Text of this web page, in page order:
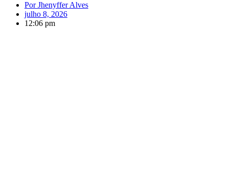
PorJhenyffer Alves
julho 8, 2026
12:06 pm